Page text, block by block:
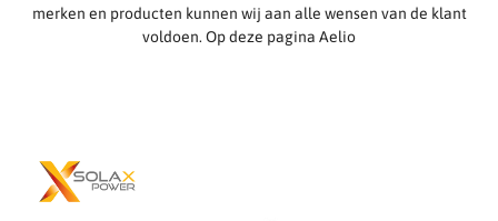
merken en producten kunnen wij aan alle wensen van de klant
voldoen. Op deze pagina Aelio